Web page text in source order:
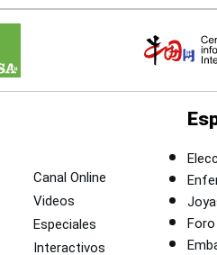
Canal Online
Videos
Especiales
Interactivos